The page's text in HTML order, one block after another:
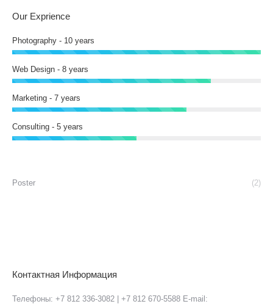
Our Exprience
Photography - 10 years
Web Design - 8 years
Marketing - 7 years
Consulting - 5 years
Poster (2)
Контактная Информация
Телефоны: +7 812 336-3082 | +7 812 670-5588 E-mail: